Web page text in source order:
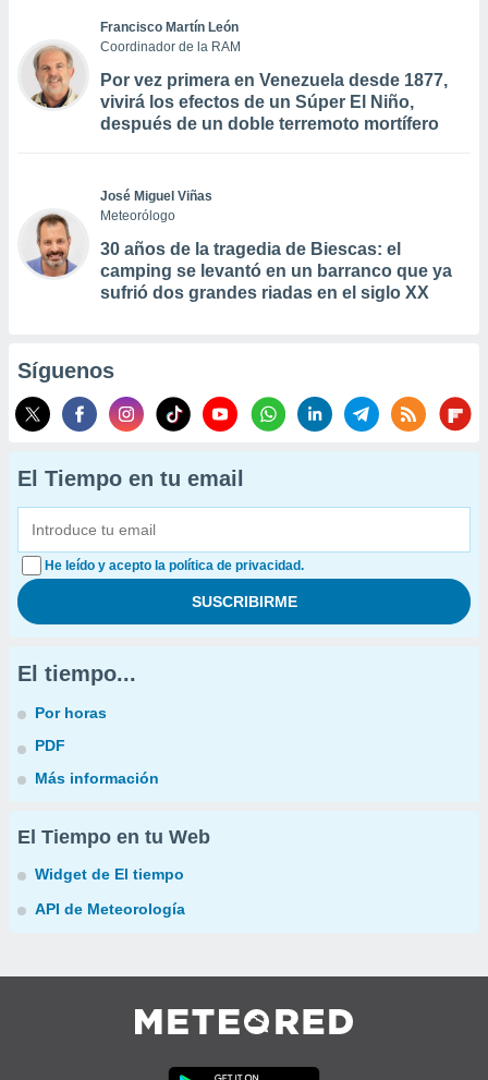
Francisco Martín León
Coordinador de la RAM
Por vez primera en Venezuela desde 1877,
vivirá los efectos de un Súper El Niño,
después de un doble terremoto mortífero
José Miguel Viñas
Meteorólogo
30 años de la tragedia de Biescas: el
camping se levantó en un barranco que ya
sufrió dos grandes riadas en el siglo XX
Síguenos
El Tiempo en tu email
He leído y acepto la política de privacidad.
El tiempo...
Por horas
PDF
Más información
El Tiempo en tu Web
Widget de El tiempo
API de Meteorología